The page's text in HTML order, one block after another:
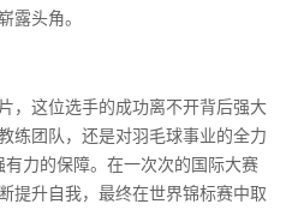
露头角。
，这位选手的成功离不开背后强大
练团队，还是对羽毛球事业的全力
力的保障。在一次次的国际大赛
提升自我，最终在世界锦标赛中取